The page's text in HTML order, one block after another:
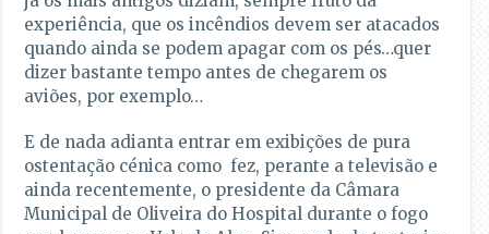
experiência, que os incêndios devem ser atacados
quando ainda se podem apagar com os pés…quer
dizer bastante tempo antes de chegarem os
aviões, por exemplo…
E de nada adianta entrar em exibições de pura
ostentação cénica como fez, perante a televisão e
ainda recentemente, o presidente da Câmara
Municipal de Oliveira do Hospital durante o fogo